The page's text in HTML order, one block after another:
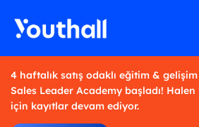
4 haftalık satış odaklı eğitim &
Sales Leader Academy başladı!
için kayıtlar devam ediyor.